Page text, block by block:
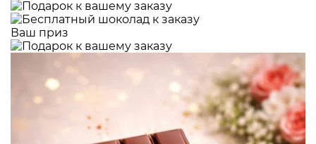
Ваш приз